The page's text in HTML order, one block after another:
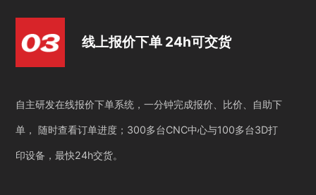
线上报价下单 24h可交货
自主研发在线报价下单系统，一分钟完成报价、比价、自助下
单， 随时查看订单进度；300多台CNC中心与100多台3D打
印设备，最快24h交货。